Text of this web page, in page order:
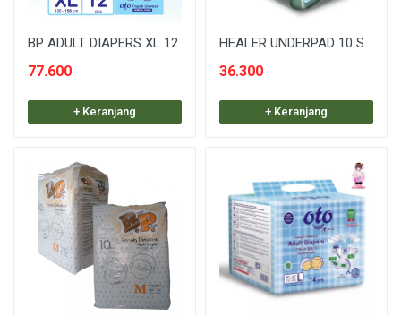
BP ADULT DIAPERS XL 12
77.600
+ Keranjang
HEALER UNDERPAD 10 S
36.300
+ Keranjang